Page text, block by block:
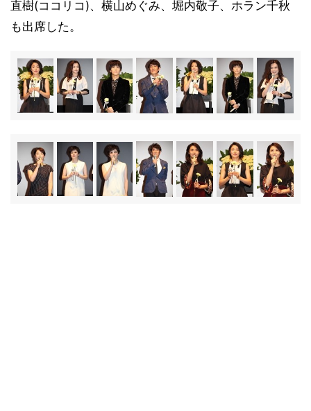
直樹(ココリコ)、横山めぐみ、堀内敬子、ホラン千秋
も出席した。